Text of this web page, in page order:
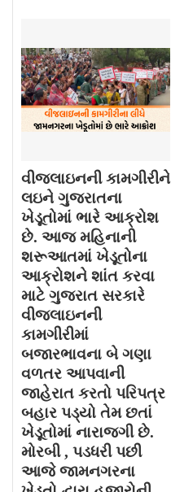
વીજલાઇનની કામગીરીને
લઇને ગુજરાતના
ખેડૂતોમાં ભારે આક્રોશ
છે. આજ મહિનાની
શરૂઆતમાં ખેડૂતોના
આક્રોશને શાંત કરવા
માટે ગુજરાત સરકારે
વીજલાઇનની
કામગીરીમાં
બજારભાવના બે ગણા
વળતર આપવાની
જાહેરાત કરતો પરિપત્ર
બહાર પડ્યો તેમ છતાં
ખેડૂતોમાં નારાજગી છે.
મોરબી , પડધરી પછી
આજે જામનગરના